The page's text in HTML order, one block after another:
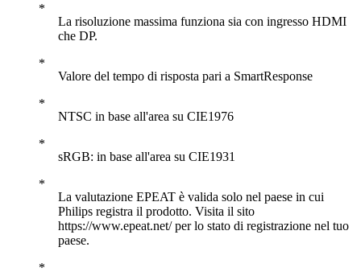
La risoluzione massima funziona sia con ingresso HDMI
che DP.
Valore del tempo di risposta pari a SmartResponse
NTSC in base all'area su CIE1976
sRGB: in base all'area su CIE1931
La valutazione EPEAT è valida solo nel paese in cui
Philips registra il prodotto. Visita il sito
https://www.epeat.net/ per lo stato di registrazione nel tuo
paese.